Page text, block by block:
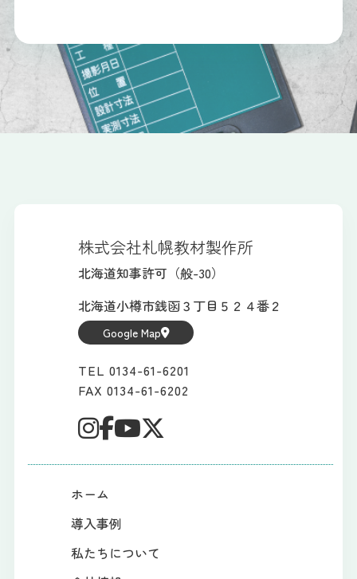
株式会社札幌教材製作所
北海道知事許可（般-30）
北海道小樽市銭函３丁目５２４番２
Google Map
TEL 0134-61-6201
FAX 0134-61-6202
ホーム
導入事例
私たちについて